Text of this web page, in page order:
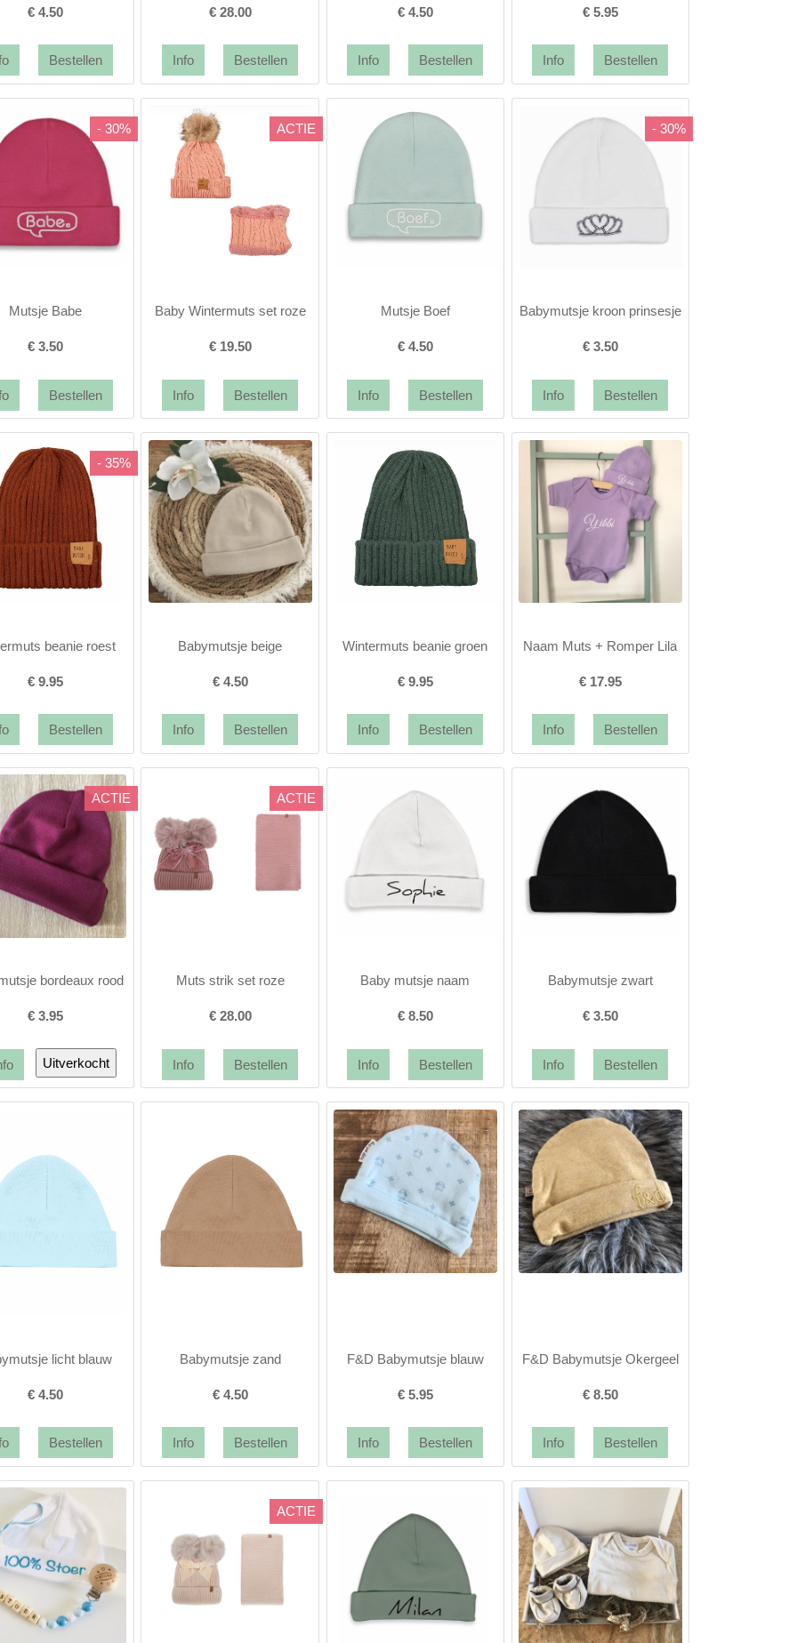
€ 4.50 € 28.00 € 4.50 € 5.95
- 30%
Mutsje Babe
€ 3.50
ACTIE
Baby Wintermuts set roze
€ 19.50
Mutsje Boef
€ 4.50
- 30%
Babymutsje kroon prinsesje
€ 3.50
- 35%
beanie roest
€ 9.95
Babymutsje beige
€ 4.50
Wintermuts beanie groen
€ 9.95
Naam Muts + Romper Lila
€ 17.95
ACTIE
bordeaux rood
€ 3.95
ACTIE
Muts strik set roze
€ 28.00
Baby mutsje naam
€ 8.50
Babymutsje zwart
€ 3.50
licht blauw
€ 4.50
Babymutsje zand
€ 4.50
F&D Babymutsje blauw
€ 5.95
F&D Babymutsje Okergeel
€ 8.50
ACTIE